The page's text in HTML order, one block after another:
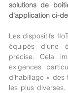
solutions de
d'application ci-
Les dispositifs
équipés d'une
précise. Cela
exigences
d’habillage »
les plus